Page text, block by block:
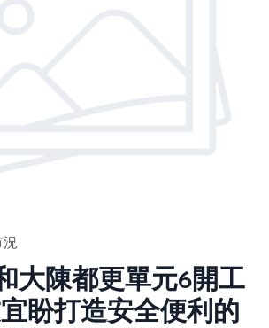
況
大陳都更單元6開工
盼打造安全便利的